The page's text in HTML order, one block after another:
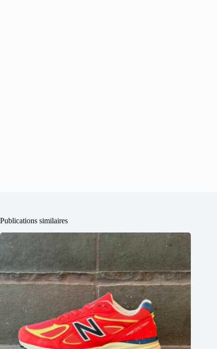
Publications similaires